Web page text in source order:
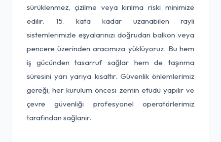
sürüklenmez, çizilme veya kırılma riski minimize
edilir. 15. kata kadar uzanabilen raylı
sistemlerimizle eşyalarınızı doğrudan balkon veya
pencere üzerinden aracımıza yüklüyoruz. Bu hem
iş gücünden tasarruf sağlar hem de taşınma
süresini yarı yarıya kısaltır. Güvenlik önlemlerimiz
gereği, her kurulum öncesi zemin etüdü yapılır ve
çevre güvenliği profesyonel operatörlerimiz
tarafından sağlanır.